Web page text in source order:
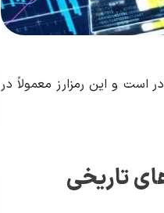
است و این رمزارز معمولاً در